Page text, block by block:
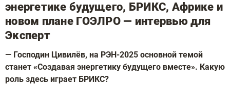
энергетике будущего, БРИКС, Африке и
новом плане ГОЭЛРО — интервью для
Эксперт
— Господин Цивилёв, на РЭН-2025 основной темой
станет «Создавая энергетику будущего вместе». Какую
роль здесь играет БРИКС?